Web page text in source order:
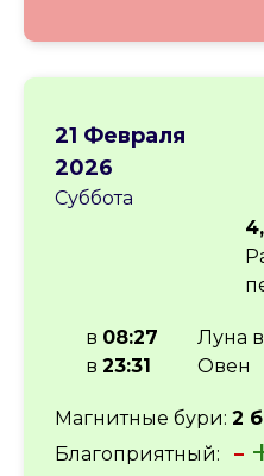
21 Февраля
2026
Суббота
в 08:27
в 23:31
Луна
Овен
Магнитные бури: 2
Благоприятный:
-